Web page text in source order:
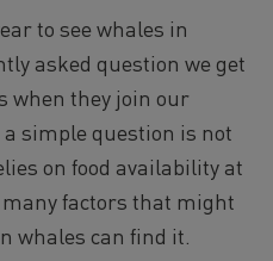
to see whales in
asked question we get
when they join our
simple question is not
on food availability at
factors that might
whales can find it.